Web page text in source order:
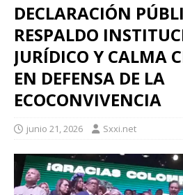
DECLARACIÓN
RESPALDO
JURÍDICO Y CALMA
EN DEFENSA DE LA
ECOCONVIVENCIA
junio 21, 2026 Sxxi.net